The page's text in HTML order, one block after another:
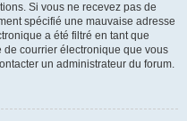
Si vous ne recevez pas de
spécifié une mauvaise adresse
a été filtré en tant que
de courrier électronique que vous
un administrateur du forum.